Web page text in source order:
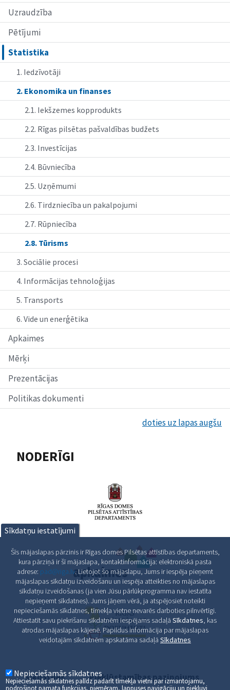
Uzraudzība
Pētījumi
Statistika
1. Iedzīvotāji
2. Ekonomika un finanses
2.1. Iekšzemes kopprodukts
2.2. Rīgas pilsētas pašvaldības budžets
2.3. Investīcijas
2.4. Būvniecība
2.5. Uzņēmumi
2.6. Tirdzniecība un pakalpojumi
2.7. Rūpniecība
2.8. Tūrisms
3. Sociālie procesi
4. Informācijas tehnoloģijas
5. Transports
6. Vide un enerģētika
Apkaimes
Mērķi
Prezentācijas
Politikas dokumenti
doties uz lapas augšu
NODERĪGI
Sīkdatnes Piekļūstamības paziņojums
Sīkdatņu iestatījumi
Šīs mājaslapas pārzinis ir Rīgas domes Pilsētas attīstības departaments,
kura pārziņā ir šī mājaslapa, kontaktinformācija: elektroniskā pasta
adrese: pad@riga.lv. Lietojot šo mājaslapu, Jums ir iespēja pieņemt
mājaslapas sīkdatņu izveidošanu un iespēja atteikties no mājaslapas
sīkdatņu izveidošanas (ja vien Jūsu pārlūkprogramma nav iestatīta
nepieņemt sīkdatnes). Jums jāņem vērā, ja atspējosiet noteikti
nepieciešamās sīkdatnes, tīmekļa vietne nevarēs darboties pilnvērtīgi.
Attiestatīt savu piekrišanu sīkdatnēm iespējams sadaļā Sīkdatnes, kas
atrodas mājaslapas kājenē. Papildus informācija par mājaslapas
veidotajām sīkdatnēm apskatāma sadaļā Sīkdatnes
Nepieciešamās sīkdatnes
Nepieciešamās sīkdatnes palīdz padarīt tīmekļa vietni par izmantojamu,